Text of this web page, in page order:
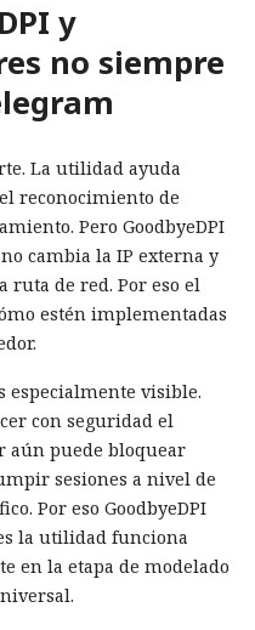
y
no siempre
La utilidad ayuda
reconocimiento de
Pero GoodbyeDPI
cambia la IP externa y
ruta de red. Por eso el
estén implementadas
especialmente visible.
con seguridad el
aún puede bloquear
sesiones a nivel de
Por eso GoodbyeDPI
la utilidad funciona
en la etapa de modelado